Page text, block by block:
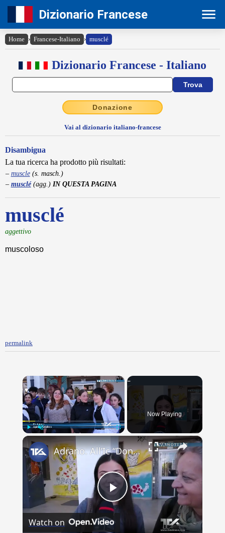
Dizionario Francese
Home › Francese-Italiano › musclé
Dizionario Francese - Italiano
Donazione
Vai al dizionario italiano-francese
Disambigua
La tua ricerca ha prodotto più risultati:
muscle(s. masch.)
musclé(agg.) IN QUESTA PAGINA
musclé
aggettivo
muscoloso
permalink
×
Now Playing
×
Play
Adrano. All’Ic “Don Antonino La Mela” concluso scambio culturale. Lacrime e abbracci alla partenza d
Watch on